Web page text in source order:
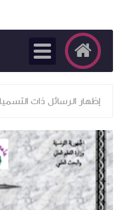
‏إظهار الرسائل ذات